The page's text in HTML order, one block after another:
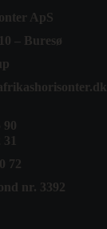
ApS
– Buresø
90
72
nr. 3392